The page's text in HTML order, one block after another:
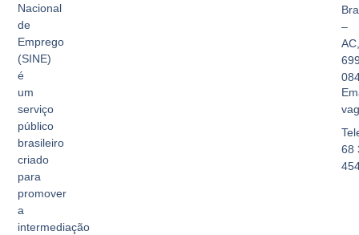
Nacional
de
Emprego
(SINE)
é
um
serviço
público
brasileiro
criado
para
promover
a
intermediação
–
AC,
68